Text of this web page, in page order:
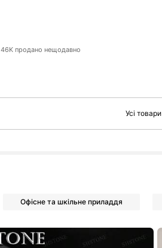
46K продано нещодавно
Усі товари
Офісне та шкільне приладдя